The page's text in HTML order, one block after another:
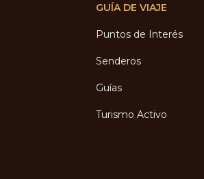
GUÍA DE VIAJE
Puntos de Interés
Senderos
Guías
Turismo Activo